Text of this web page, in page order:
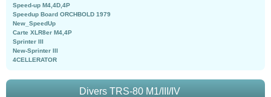
Speed-up M4,4D,4P
Speedup Board ORCHBOLD 1979
New_SpeedUp
Carte XLR8er M4,4P
Sprinter III
New-Sprinter III
4CELLERATOR
Divers TRS-80 M1/III/IV